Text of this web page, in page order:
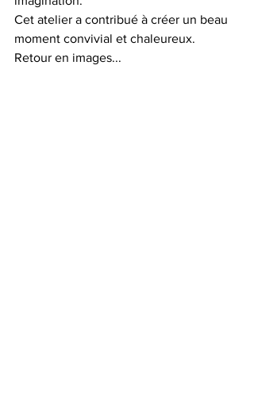
Cet atelier a contribué à créer un beau
moment convivial et chaleureux.
Retour en images...